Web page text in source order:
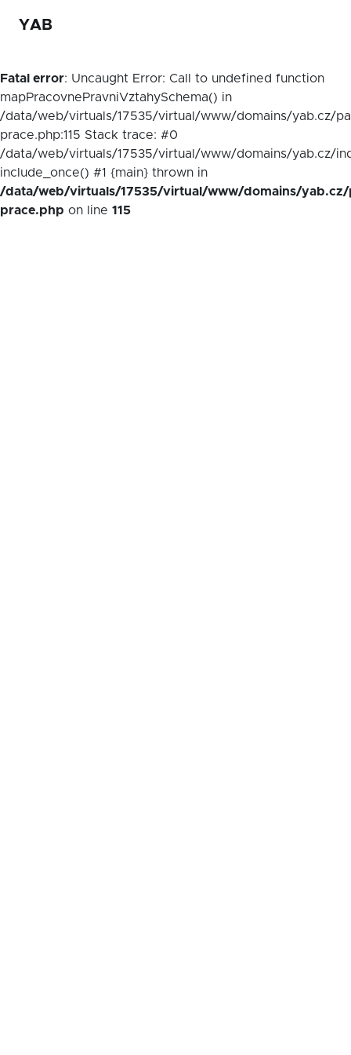
YAB
Fatal error: Uncaught Error: Call to undefined function
mapPracovnePravniVztahySchema() in
/data/web/virtuals/17535/virtual/www/domains/yab.cz/
prace.php:115 Stack trace: #0
/data/web/virtuals/17535/virtual/www/domains/yab.cz/
include_once() #1 {main} thrown in
/data/web/virtuals/17535/virtual/www/domains/yab.cz/
prace.php on line 115